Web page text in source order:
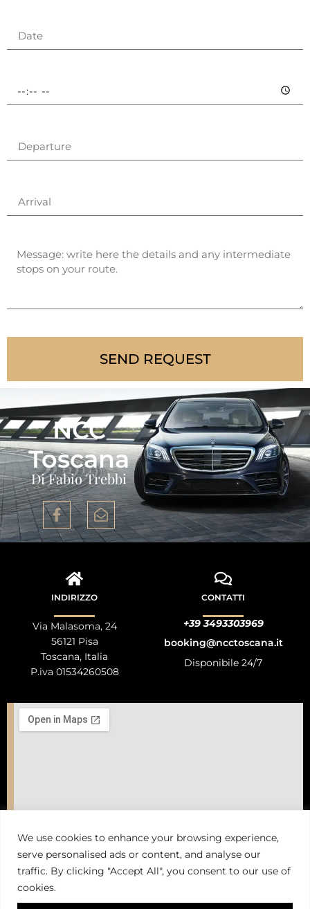
We use cookies to enhance your browsing experience,
serve personalised ads or content, and analyse our
traffic. By clicking "Accept All", you consent to our use of
cookies.
SEND REQUEST
NCC
Toscana
Di Fabio Trebbi
INDIRIZZO
Via Malasoma, 24
56121 Pisa
Toscana, Italia
P.iva 01534260508
CONTATTI
+39 3493303969
booking@ncctoscana.it
Disponibile 24/7